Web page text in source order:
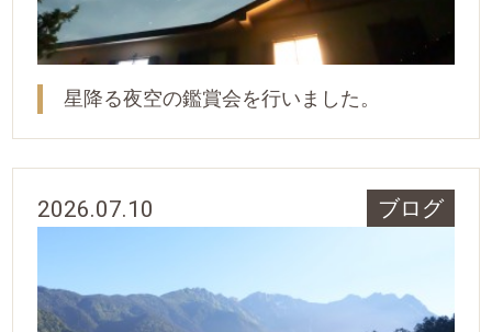
星降る夜空の鑑賞会を行いました。
2026.07.10 ブログ